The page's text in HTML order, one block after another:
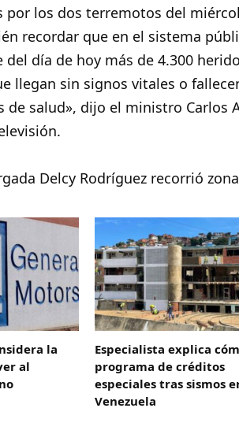
por los dos terremotos del
recordar que en el sistema
del día de hoy más de 4.300
llegan sin signos vitales o
de salud», dijo el ministro Carlos
Delcy Rodríguez recorrió
la
al
Especialista explica
programa de créditos
especiales tras sismos
Venezuela